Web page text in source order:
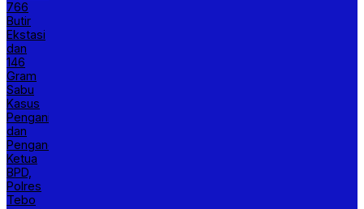
766
Butir
Ekstasi
dan
146
Gram
Sabu
Kasus
Penganiayaan
dan
Pengancaman
Ketua
BPD,
Polres
Tebo